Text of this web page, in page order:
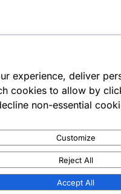
experience, deliver
cookies to allow by
non-essential
Customize
Reject All
Accept All